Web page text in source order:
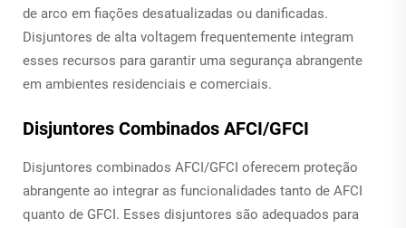
de arco em fiações desatualizadas ou danificadas.
Disjuntores de alta voltagem frequentemente integram
esses recursos para garantir uma segurança abrangente
em ambientes residenciais e comerciais.
Disjuntores Combinados AFCI/GFCI
Disjuntores combinados AFCI/GFCI oferecem proteção
abrangente ao integrar as funcionalidades tanto de AFCI
quanto de GFCI. Esses disjuntores são adequados para